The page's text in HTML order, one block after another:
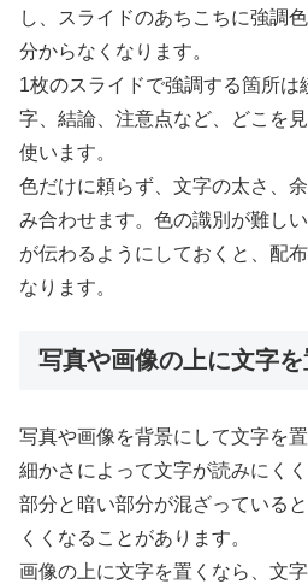
し、スライドのあちこちに強調
分からなくなります。
1枚のスライドで強調する箇所は
字、結論、注意点など、どこを
使います。
色だけに頼らず、文字の太さ、
み合わせます。色の識別が難し
が伝わるようにしておくと、配
なります。
写真や画像の上に文字
写真や画像を背景にして文字を
細かさによって文字が読みにく
部分と暗い部分が混ざっている
くくなることがあります。
画像の上に文字を置くなら、文